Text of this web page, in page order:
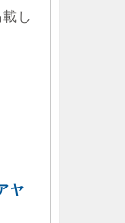
し
ヤ